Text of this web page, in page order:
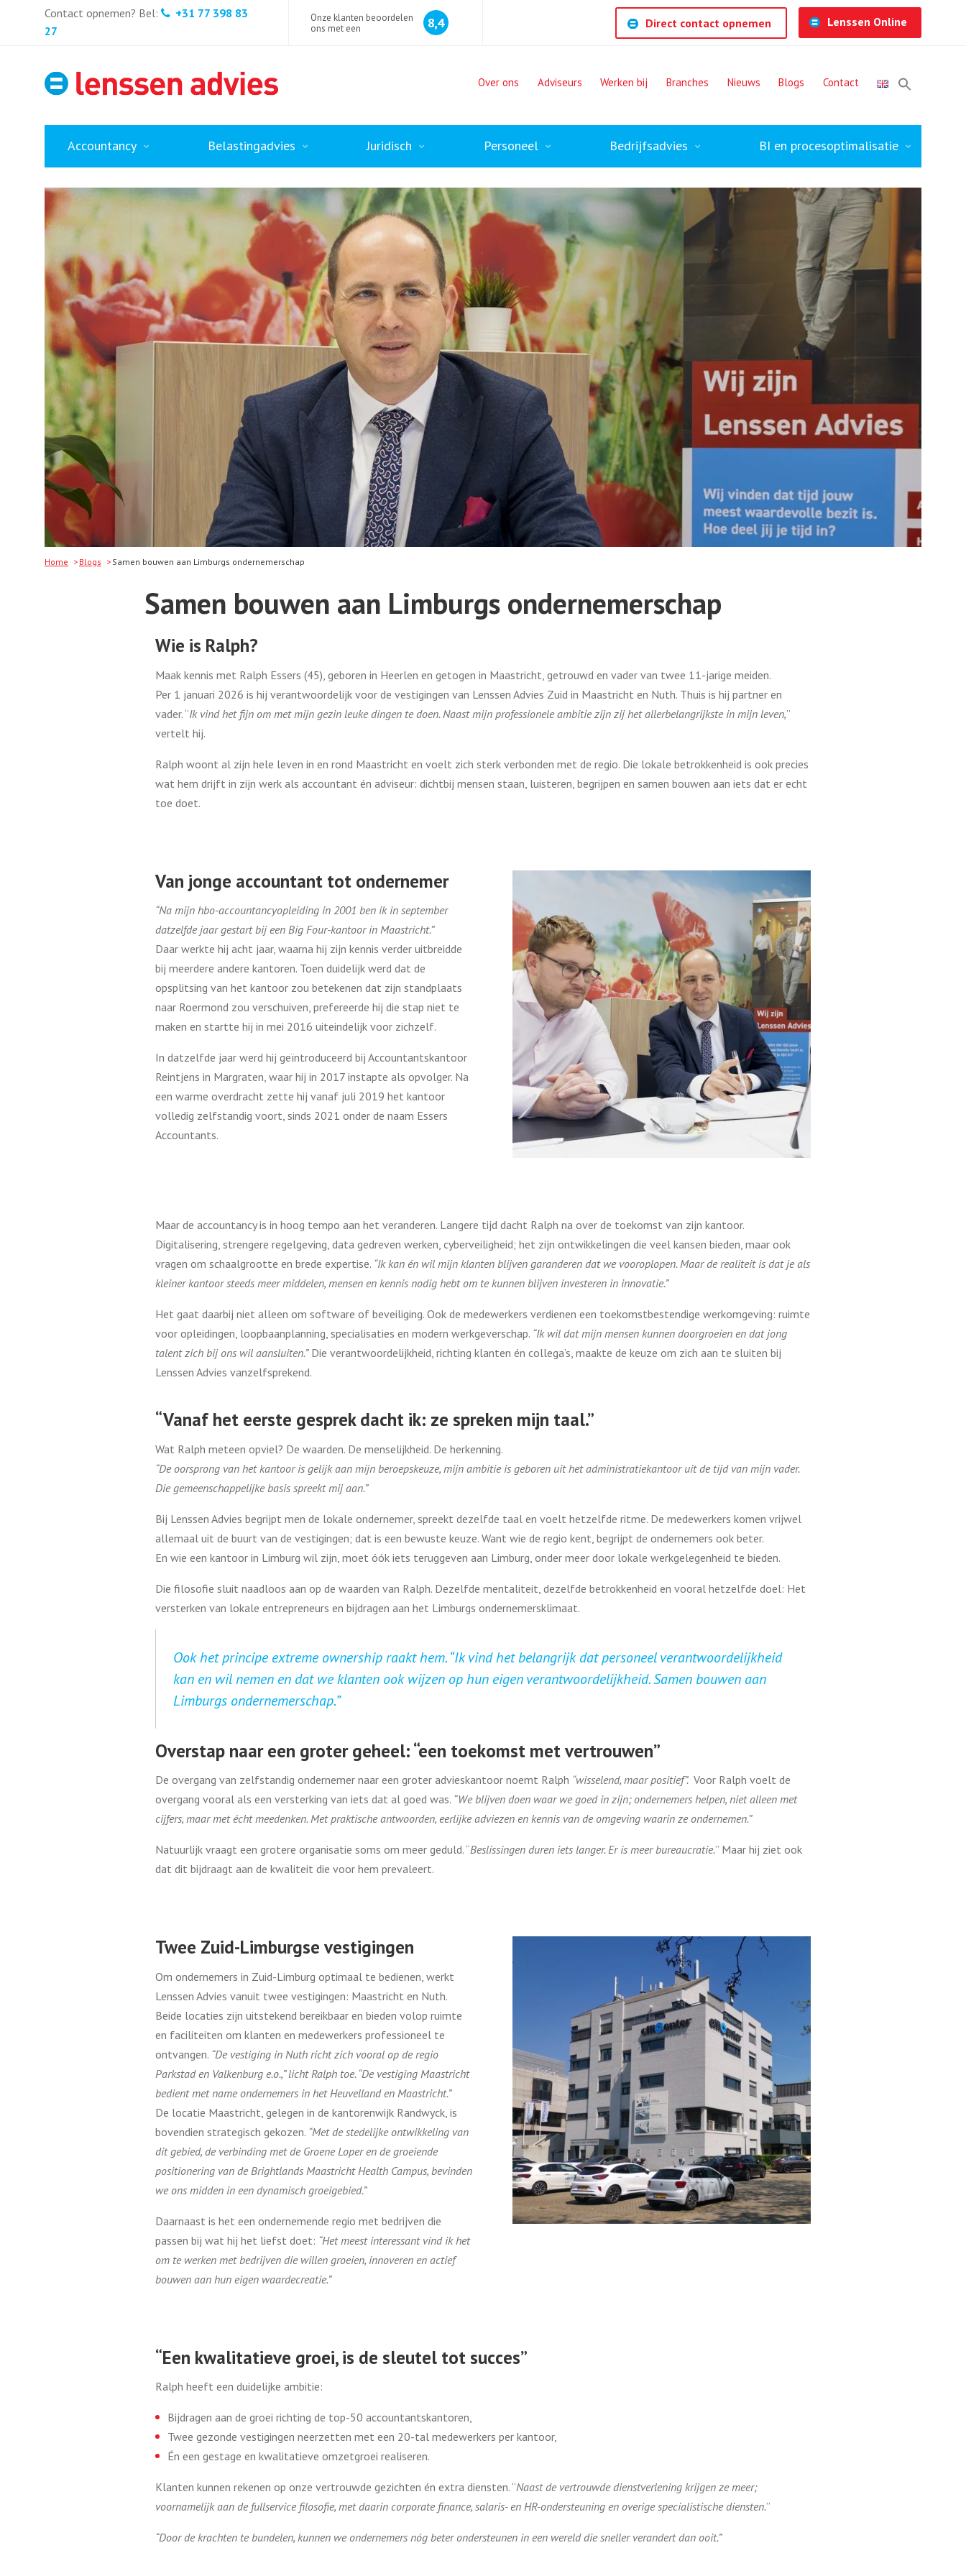
Contact opnemen? Bel:
+31 77 398 83
27
Onze klanten beoordelen
ons met een
8,4 Direct contact opnemen Lenssen Online
Over ons Adviseurs Werken bij Branches Nieuws Blogs Contact
Accountancy Belastingadvies Juridisch Personeel Bedrijfsadvies BI en procesoptimalisatie
Home Blogs Samen bouwen aan Limburgs ondernemerschap
Samen bouwen aan Limburgs ondernemerschap
Wie is Ralph?
Maak kennis met Ralph Essers (45), geboren in Heerlen en getogen in Maastricht, getrouwd en vader van twee 11-jarige meiden.
Per 1 januari 2026 is hij verantwoordelijk voor de vestigingen van Lenssen Advies Zuid in Maastricht en Nuth. Thuis is hij partner en
vader. “Ik vind het fijn om met mijn gezin leuke dingen te doen. Naast mijn professionele ambitie zijn zij het allerbelangrijkste in mijn leven,”
vertelt hij.
Ralph woont al zijn hele leven in en rond Maastricht en voelt zich sterk verbonden met de regio. Die lokale betrokkenheid is ook precies
wat hem drijft in zijn werk als accountant én adviseur: dichtbij mensen staan, luisteren, begrijpen en samen bouwen aan iets dat er echt
toe doet.
Van jonge accountant tot ondernemer
“Na mijn hbo-accountancyopleiding in 2001 ben ik in september
datzelfde jaar gestart bij een Big Four-kantoor in Maastricht.”
Daar werkte hij acht jaar, waarna hij zijn kennis verder uitbreidde
bij meerdere andere kantoren. Toen duidelijk werd dat de
opsplitsing van het kantoor zou betekenen dat zijn standplaats
naar Roermond zou verschuiven, prefereerde hij die stap niet te
maken en startte hij in mei 2016 uiteindelijk voor zichzelf.
In datzelfde jaar werd hij geïntroduceerd bij Accountantskantoor
Reintjens in Margraten, waar hij in 2017 instapte als opvolger. Na
een warme overdracht zette hij vanaf juli 2019 het kantoor
volledig zelfstandig voort, sinds 2021 onder de naam Essers
Accountants.
Maar de accountancy is in hoog tempo aan het veranderen. Langere tijd dacht Ralph na over de toekomst van zijn kantoor.
Digitalisering, strengere regelgeving, data gedreven werken, cyberveiligheid; het zijn ontwikkelingen die veel kansen bieden, maar ook
vragen om schaalgrootte en brede expertise. “Ik kan én wil mijn klanten blijven garanderen dat we vooroplopen. Maar de realiteit is dat je als
kleiner kantoor steeds meer middelen, mensen en kennis nodig hebt om te kunnen blijven investeren in innovatie.”
Het gaat daarbij niet alleen om software of beveiliging. Ook de medewerkers verdienen een toekomstbestendige werkomgeving: ruimte
voor opleidingen, loopbaanplanning, specialisaties en modern werkgeverschap. “Ik wil dat mijn mensen kunnen doorgroeien en dat jong
talent zich bij ons wil aansluiten.”Die verantwoordelijkheid, richting klanten én collega’s, maakte de keuze om zich aan te sluiten bij
Lenssen Advies vanzelfsprekend.
“Vanaf het eerste gesprek dacht ik: ze spreken mijn taal.”
Wat Ralph meteen opviel? De waarden. De menselijkheid. De herkenning.
“De oorsprong van het kantoor is gelijk aan mijn beroepskeuze, mijn ambitie is geboren uit het administratiekantoor uit de tijd van mijn vader.
Die gemeenschappelijke basis spreekt mij aan.”
Bij Lenssen Advies begrijpt men de lokale ondernemer, spreekt dezelfde taal en voelt hetzelfde ritme. De medewerkers komen vrijwel
allemaal uit de buurt van de vestigingen; dat is een bewuste keuze. Want wie de regio kent, begrijpt de ondernemers ook beter.
En wie een kantoor in Limburg wil zijn, moet óók iets teruggeven aan Limburg, onder meer door lokale werkgelegenheid te bieden.
Die filosofie sluit naadloos aan op de waarden van Ralph. Dezelfde mentaliteit, dezelfde betrokkenheid en vooral hetzelfde doel: Het
versterken van lokale entrepreneurs en bijdragen aan het Limburgs ondernemersklimaat.
Ook het principe extreme ownership raakt hem. “Ik vind het belangrijk dat personeel verantwoordelijkheid
kan en wil nemen en dat we klanten ook wijzen op hun eigen verantwoordelijkheid. Samen bouwen aan
Limburgs ondernemerschap.”
Overstap naar een groter geheel: “een toekomst met vertrouwen”
De overgang van zelfstandig ondernemer naar een groter advieskantoor noemt Ralph “wisselend, maar positief”. Voor Ralph voelt de
overgang vooral als een versterking van iets dat al goed was. “We blijven doen waar we goed in zijn; ondernemers helpen, niet alleen met
cijfers, maar met écht meedenken. Met praktische antwoorden, eerlijke adviezen en kennis van de omgeving waarin ze ondernemen.”
Natuurlijk vraagt een grotere organisatie soms om meer geduld. “Beslissingen duren iets langer. Er is meer bureaucratie.” Maar hij ziet ook
dat dit bijdraagt aan de kwaliteit die voor hem prevaleert.
Twee Zuid-Limburgse vestigingen
Om ondernemers in Zuid-Limburg optimaal te bedienen, werkt
Lenssen Advies vanuit twee vestigingen: Maastricht en Nuth.
Beide locaties zijn uitstekend bereikbaar en bieden volop ruimte
en faciliteiten om klanten en medewerkers professioneel te
ontvangen. “De vestiging in Nuth richt zich vooral op de regio
Parkstad en Valkenburg e.o.,” licht Ralph toe. “De vestiging Maastricht
bedient met name ondernemers in het Heuvelland en Maastricht.”
De locatie Maastricht, gelegen in de kantorenwijk Randwyck, is
bovendien strategisch gekozen. “Met de stedelijke ontwikkeling van
dit gebied, de verbinding met de Groene Loper en de groeiende
positionering van de Brightlands Maastricht Health Campus, bevinden
we ons midden in een dynamisch groeigebied.”
Daarnaast is het een ondernemende regio met bedrijven die
passen bij wat hij het liefst doet: “Het meest interessant vind ik het
om te werken met bedrijven die willen groeien, innoveren en actief
bouwen aan hun eigen waardecreatie.”
“Een kwalitatieve groei, is de sleutel tot succes”
Ralph heeft een duidelijke ambitie:
Bijdragen aan de groei richting de top-50 accountantskantoren,
Twee gezonde vestigingen neerzetten met een 20-tal medewerkers per kantoor,
Én een gestage en kwalitatieve omzetgroei realiseren.
Klanten kunnen rekenen op onze vertrouwde gezichten én extra diensten. “Naast de vertrouwde dienstverlening krijgen ze meer;
voornamelijk aan de fullservice filosofie, met daarin corporate finance, salaris- en HR-ondersteuning en overige specialistische diensten.”
“Door de krachten te bundelen, kunnen we ondernemers nóg beter ondersteunen in een wereld die sneller verandert dan ooit.”